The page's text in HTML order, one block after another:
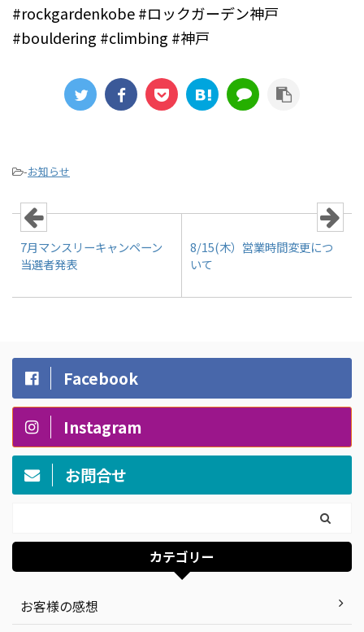
#rockgardenkobe #ロックガーデン神戸
#bouldering #climbing #神戸
-お知らせ
7月マンスリーキャンペーン
当選者発表
8/15(木）営業時間変更につ
いて
Facebook
Instagram
お問合せ
カテゴリー
お客様の感想